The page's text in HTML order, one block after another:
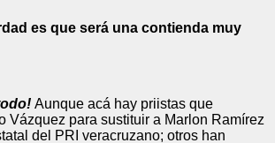
es que será una contienda muy
Aunque acá hay priistas que
Vázquez para sustituir a Marlon Ramírez
del PRI veracruzano; otros han